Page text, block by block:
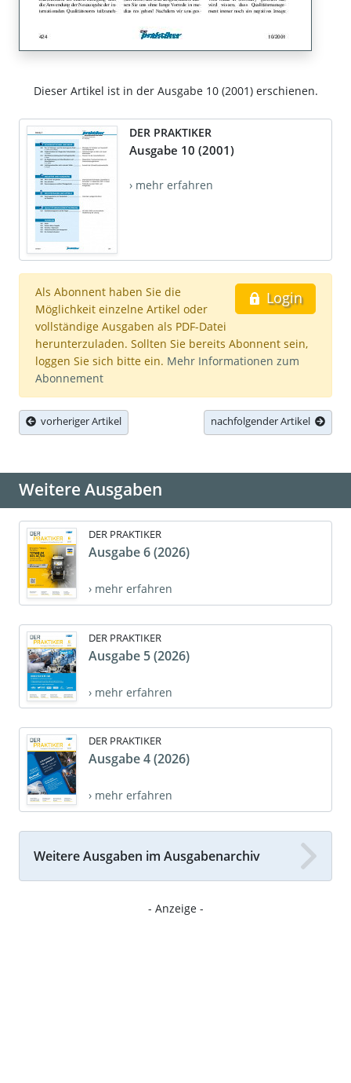
Dieser Artikel ist in der Ausgabe 10 (2001) erschienen.
DER PRAKTIKER
Ausgabe 10 (2001)
› mehr erfahren
Login
Als Abonnent haben Sie die
Möglichkeit einzelne Artikel oder
vollständige Ausgaben als PDF-Datei
herunterzuladen. Sollten Sie bereits Abonnent sein,
loggen Sie sich bitte ein. Mehr Informationen zum
Abonnement
vorheriger Artikel nachfolgender Artikel
Weitere Ausgaben
DER PRAKTIKER
Ausgabe 6 (2026)
› mehr erfahren
DER PRAKTIKER
Ausgabe 5 (2026)
› mehr erfahren
DER PRAKTIKER
Ausgabe 4 (2026)
› mehr erfahren
Weitere Ausgaben im Ausgabenarchiv
- Anzeige -